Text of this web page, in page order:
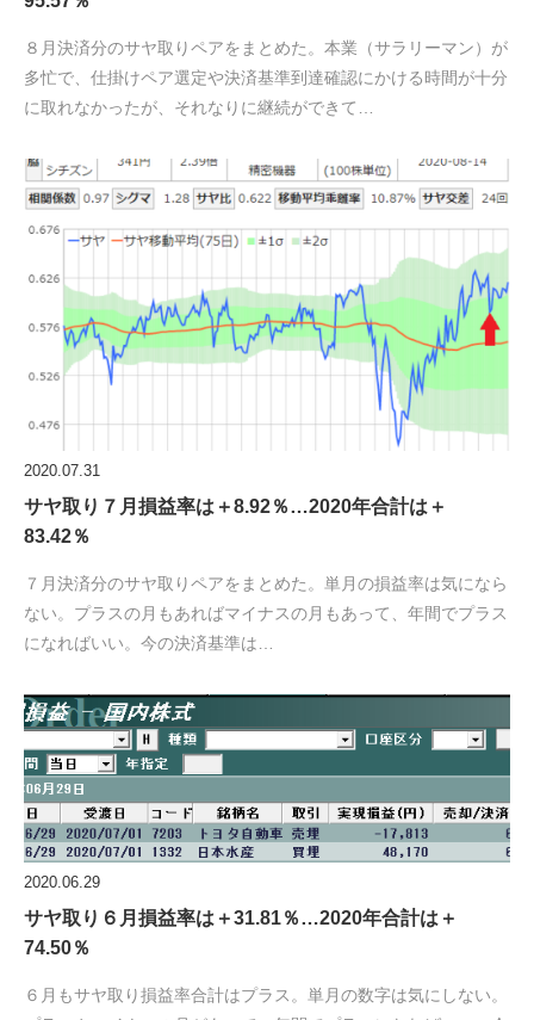
８月決済分のサヤ取りペアをまとめた。本業（サラリーマン）が
多忙で、仕掛けペア選定や決済基準到達確認にかける時間が十分
に取れなかったが、それなりに継続ができて…
2020.07.31
サヤ取り７月損益率は＋8.92％…2020年合計は＋
83.42％
７月決済分のサヤ取りペアをまとめた。単月の損益率は気になら
ない。プラスの月もあればマイナスの月もあって、年間でプラス
になればいい。今の決済基準は…
2020.06.29
サヤ取り６月損益率は＋31.81％…2020年合計は＋
74.50％
６月もサヤ取り損益率合計はプラス。単月の数字は気にしない。